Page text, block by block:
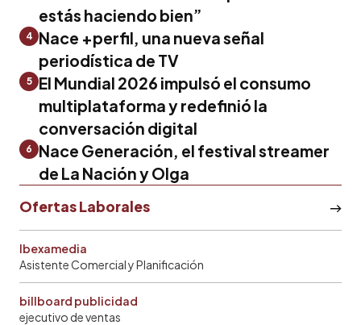
estás haciendo bien”
4 Nace +perfil, una nueva señal
periodística de TV
5
El Mundial 2026 impulsó el consumo
multiplataforma y redefinió la
conversación digital
6
Nace Generación, el festival streamer
de La Nación y Olga
Ofertas Laborales
Ibexamedia
Asistente Comercial y Planificación
billboard publicidad
ejecutivo de ventas